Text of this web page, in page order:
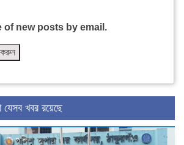
of new posts by email.
খবর রয়েছে